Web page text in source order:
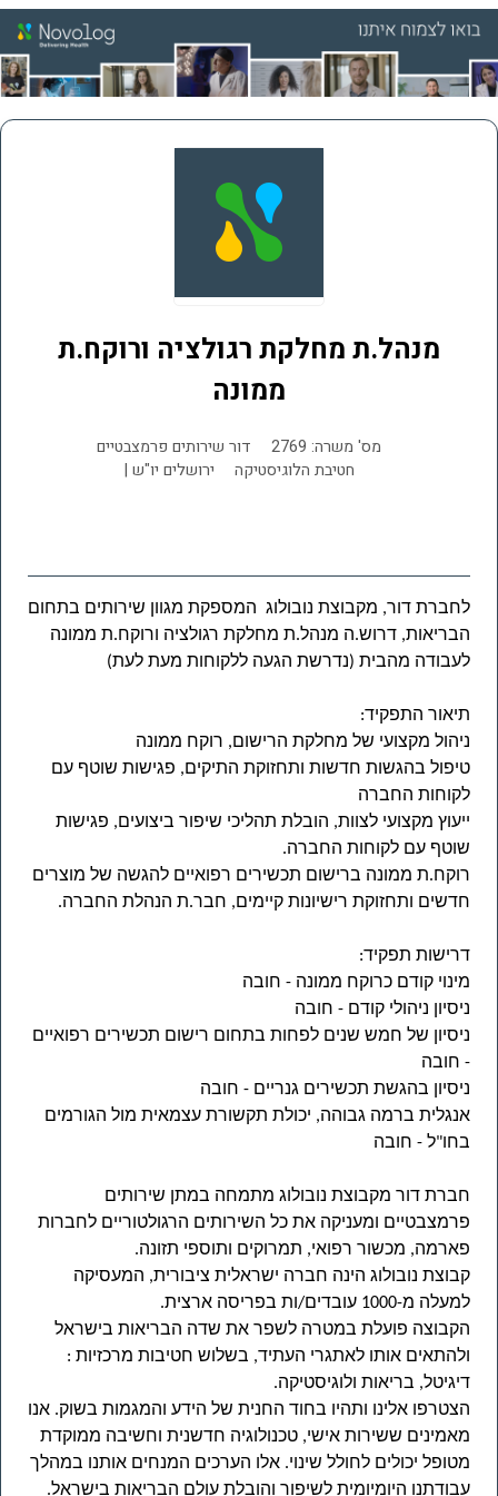
מנהל.ת מחלקת רגולציה ורוקח.ת
ממונה
מס' משרה: 2769
דור שירותים פרמצבטיים
חטיבת הלוגיסטיקה
ירושלים יו"ש |
לחברת דור, מקבוצת נובולוג המספקת מגוון שירותים בתחום
הבריאות, דרוש.ה מנהל.ת מחלקת רגולציה ורוקח.ת ממונה
לעבודה מהבית (נדרשת הגעה ללקוחות מעת לעת)
תיאור התפקיד:
ניהול מקצועי של מחלקת הרישום, רוקח ממונה
טיפול בהגשות חדשות ותחזוקת התיקים, פגישות שוטף עם
לקוחות החברה
ייעוץ מקצועי לצוות, הובלת תהליכי שיפור ביצועים, פגישות
שוטף עם לקוחות החברה.
רוקח.ת ממונה ברישום תכשירים רפואיים להגשה של מוצרים
חדשים ותחזוקת רישיונות קיימים, חבר.ת הנהלת החברה.
דרישות תפקיד:
מינוי קודם כרוקח ממונה - חובה
ניסיון ניהולי קודם - חובה
ניסיון של חמש שנים לפחות בתחום רישום תכשירים רפואיים
- חובה
ניסיון בהגשת תכשירים גנריים - חובה
אנגלית ברמה גבוהה, יכולת תקשורת עצמאית מול הגורמים
בחו"ל - חובה
חברת דור מקבוצת נובולוג מתמחה במתן שירותים
פרמצבטיים ומעניקה את כל השירותים הרגולטוריים לחברות
פארמה, מכשור רפואי, תמרוקים ותוספי תזונה.
קבוצת נובולוג הינה חברה ישראלית ציבורית, המעסיקה
למעלה מ-1000 עובדים/ות בפריסה ארצית.
הקבוצה פועלת במטרה לשפר את שדה הבריאות בישראל
ולהתאים אותו לאתגרי העתיד, בשלוש חטיבות מרכזיות :
דיגיטל, בריאות ולוגיסטיקה.
הצטרפו אלינו ותהיו בחוד החנית של הידע והמגמות בשוק. אנו
מאמינים ששירות אישי, טכנולוגיה חדשנית וחשיבה ממוקדת
מטופל יכולים לחולל שינוי. אלו הערכים המנחים אותנו במהלך
עבודתנו היומיומית לשיפור והובלת עולם הבריאות בישראל.